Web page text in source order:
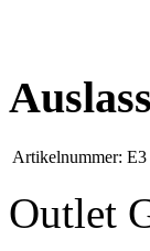
Artikelnummer: E3
Outlet